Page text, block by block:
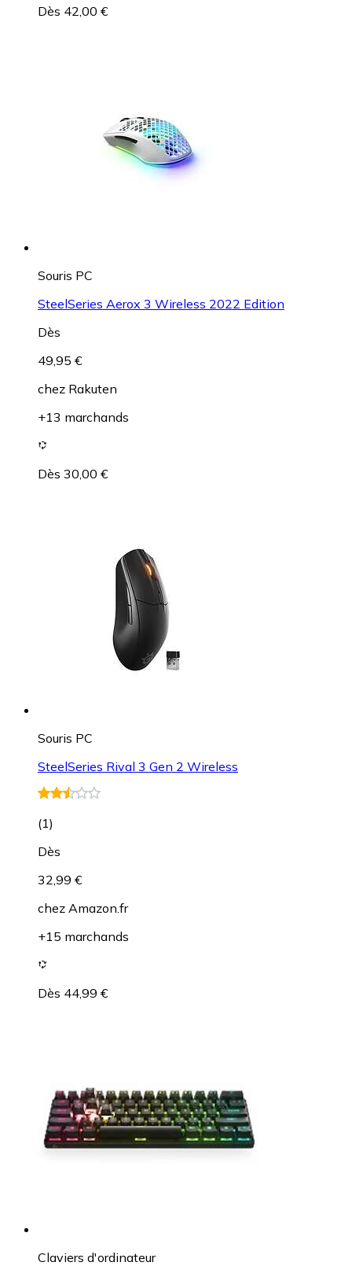
Dès 42,00 €
Souris PC
SteelSeries Aerox 3 Wireless 2022 Edition
Dès
49,95 €
chez Rakuten
+13 marchands
Dès 30,00 €
Souris PC
SteelSeries Rival 3 Gen 2 Wireless
(1)
Dès
32,99 €
chez Amazon.fr
+15 marchands
Dès 44,99 €
Claviers d'ordinateur